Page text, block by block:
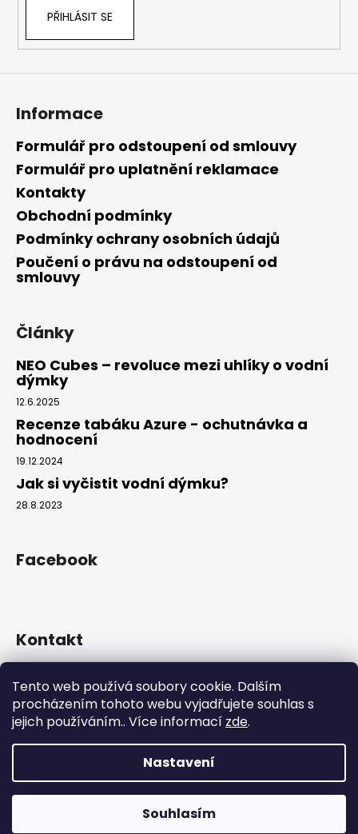
Tento web používá soubory cookie. Dalším
procházením tohoto webu vyjadřujete souhlas s
jejich používáním.. Více informací zde.
Nastavení
Souhlasím
PŘIHLÁSIT SE
Informace
Formulář pro odstoupení od smlouvy
Formulář pro uplatnění reklamace
Kontakty
Obchodní podmínky
Podmínky ochrany osobních údajů
Poučení o právu na odstoupení od
smlouvy
Články
NEO Cubes – revoluce mezi uhlíky o vodní
dýmky
12.6.2025
Recenze tabáku Azure - ochutnávka a
hodnocení
19.12.2024
Jak si vyčistit vodní dýmku?
28.8.2023
Facebook
Kontakt
+420 739 522 572
hookah_gang.cz/
Copyright 2026Hookah Gang. Všechna práva vyhrazena.